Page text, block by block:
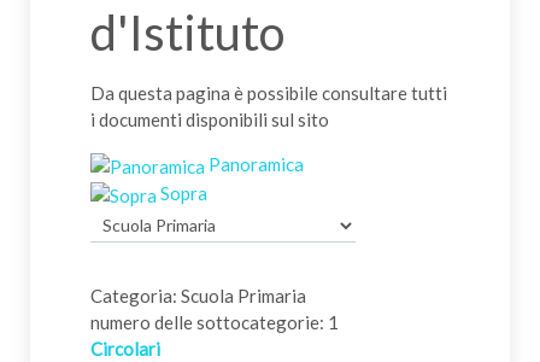
d'Istituto
Da questa pagina è possibile consultare tutti
i documenti disponibili sul sito
Panoramica
Sopra
Categoria: Scuola Primaria
numero delle sottocategorie: 1
Circolari